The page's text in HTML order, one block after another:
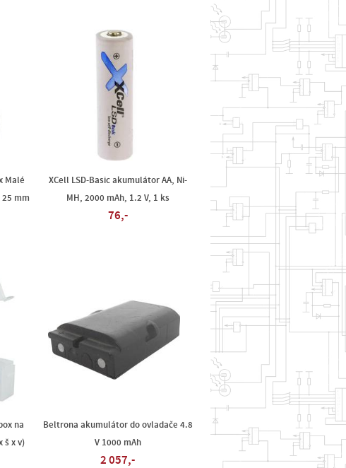
Malé
25 mm
XCell LSD-Basic akumulátor AA, Ni-
MH, 2000 mAh, 1.2 V, 1 ks
76,-
na
š x v)
Beltrona akumulátor do ovladače 4.8
V 1000 mAh
2 057,-